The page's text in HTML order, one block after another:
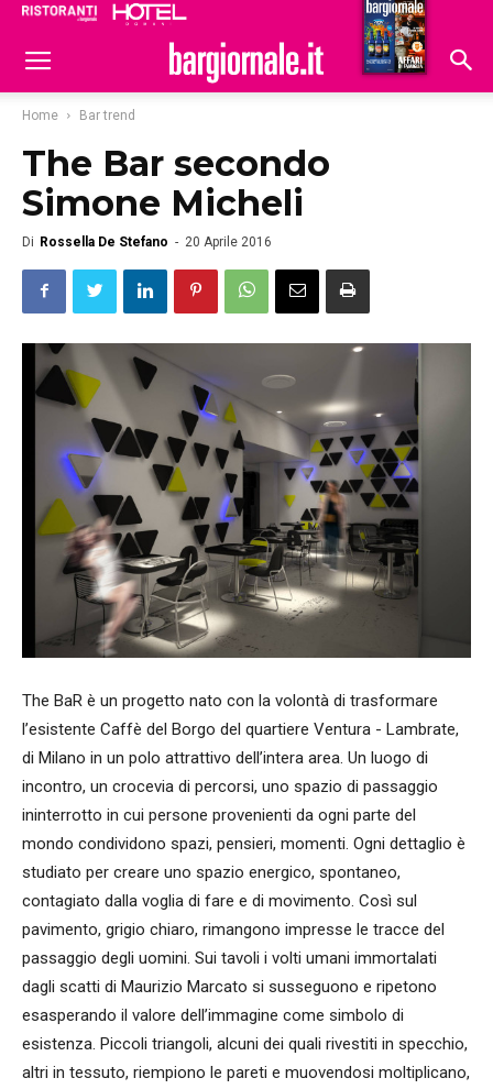
Hoteldomani
Home Bar trend
The Bar secondo
Simone Micheli
Di Rossella De Stefano - 20 Aprile 2016
The BaR è un progetto nato con la volontà di trasformare
l’esistente Caffè del Borgo del quartiere Ventura - Lambrate,
di Milano in un polo attrattivo dell’intera area. Un luogo di
incontro, un crocevia di percorsi, uno spazio di passaggio
ininterrotto in cui persone provenienti da ogni parte del
mondo condividono spazi, pensieri, momenti. Ogni dettaglio è
studiato per creare uno spazio energico, spontaneo,
contagiato dalla voglia di fare e di movimento. Così sul
pavimento, grigio chiaro, rimangono impresse le tracce del
passaggio degli uomini. Sui tavoli i volti umani immortalati
dagli scatti di Maurizio Marcato si susseguono e ripetono
esasperando il valore dell’immagine come simbolo di
esistenza. Piccoli triangoli, alcuni dei quali rivestiti in specchio,
altri in tessuto, riempiono le pareti e muovendosi moltiplicano,